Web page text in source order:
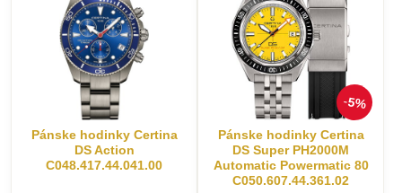
Pánske hodinky Certina
DS Action
C048.417.44.041.00
5%
Pánske hodinky Certina
DS Super PH2000M
Automatic Powermatic 80
C050.607.44.361.02